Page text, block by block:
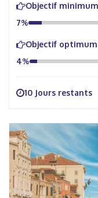
Objectif
7%
Objectif optimum
4%
10 Jours restants